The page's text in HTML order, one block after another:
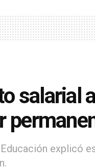
salarial
explicó